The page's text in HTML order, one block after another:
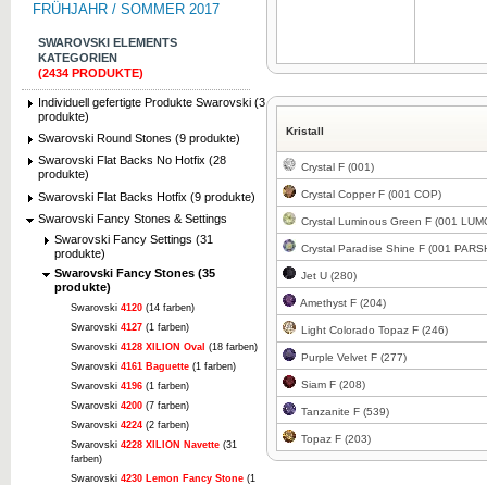
FRÜHJAHR / SOMMER 2017
SWAROVSKI ELEMENTS
KATEGORIEN
(2434 PRODUKTE)
Individuell gefertigte Produkte Swarovski (3
produkte)
Swarovski Round Stones (9 produkte)
Swarovski Flat Backs No Hotfix (28
produkte)
Swarovski Flat Backs Hotfix (9 produkte)
Swarovski Fancy Stones & Settings
Swarovski Fancy Settings (31
produkte)
Swarovski Fancy Stones (35
produkte)
Swarovski 4120 (14 farben)
Swarovski 4127 (1 farben)
Swarovski 4128 XILION Oval (18 farben)
Swarovski 4161 Baguette (1 farben)
Swarovski 4196 (1 farben)
Swarovski 4200 (7 farben)
Swarovski 4224 (2 farben)
Swarovski 4228 XILION Navette (31
farben)
Swarovski 4230 Lemon Fancy Stone (1
Zum Vergrößern klickenZum
Kristall
Crystal F (001)
Crystal Copper F (001 COP)
Crystal Luminous Green F (001
Crystal Paradise Shine F (001
Jet U (280)
Amethyst F (204)
Light Colorado Topaz F (246)
Purple Velvet F (277)
Siam F (208)
Tanzanite F (539)
Topaz F (203)